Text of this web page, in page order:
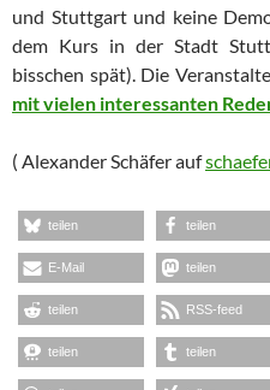
und Stuttgart und keine
dem Kurs in der Stadt
bisschen spät). Die
mit vielen interessanten
( Alexander Schäfer auf
teilen teilen
E-Mail teilen
teilen RSS-feed
teilen teilen